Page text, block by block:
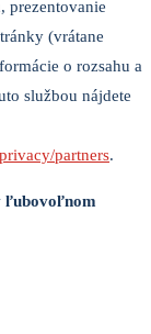
prezentovanie
(vrátane
o rozsahu a
službou nájdete
partners.
ľubovoľnom